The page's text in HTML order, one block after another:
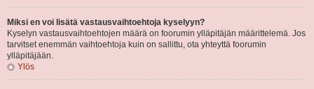
Miksi en voi lisätä vastausvaihtoehtoja kyselyyn?
Kyselyn vastausvaihtoehtojen määrä on foorumin ylläpitäjän määrittelemä. Jos
tarvitset enemmän vaihtoehtoja kuin on sallittu, ota yhteyttä foorumin
ylläpitäjään.
Ylös